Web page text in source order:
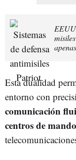
Esta dualidad
entorno con
comunicación
centros de mando